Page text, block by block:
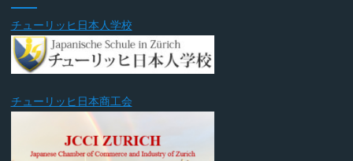
チューリッヒ日本人学校
チューリッヒ日本商工会